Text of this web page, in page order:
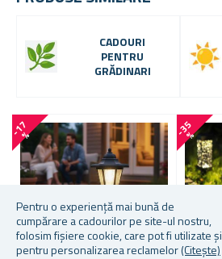
Pentru o experiență mai bună de
cumpărare a cadourilor pe site-ul nostru,
folosim fișiere cookie, care pot fi utilizate și
pentru personalizarea reclamelor(Citește)
CADOURI
PENTRU
GRĂDINARI
-
1
7
% -
3
5
%